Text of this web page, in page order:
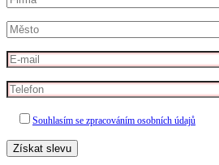
Souhlasím se zpracováním osobních údajů